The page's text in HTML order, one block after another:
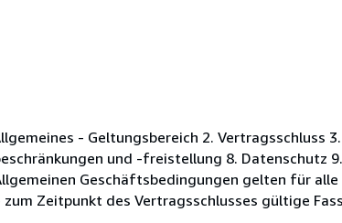
- Geltungsbereich 2. Vertragsschluss
und -freistellung 8. Datenschutz
Geschäftsbedingungen gelten für
Zeitpunkt des Vertragsschlusses gültige